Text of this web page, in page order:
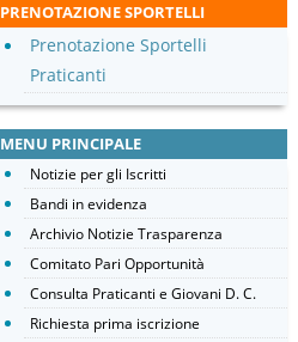
PRENOTAZIONE SPORTELLI
Prenotazione Sportelli
Praticanti
MENU PRINCIPALE
Notizie per gli Iscritti
Bandi in evidenza
Archivio Notizie Trasparenza
Comitato Pari Opportunità
Consulta Praticanti e Giovani D. C.
Richiesta prima iscrizione